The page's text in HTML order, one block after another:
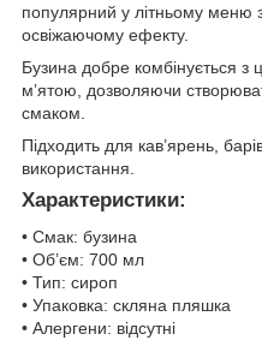
популярний у літньому меню
освіжаючому ефекту.
Бузина добре комбінується з
м’ятою, дозволяючи
смаком.
Підходить для кав’ярень,
використання.
Характеристики:
• Смак: бузина
• Об’єм: 700 мл
• Тип: сироп
• Упаковка: скляна пляшка
• Алергени: відсутні